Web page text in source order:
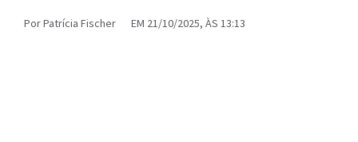
PorPatrícia Fischer EM 21/10/2025, ÀS 13:13